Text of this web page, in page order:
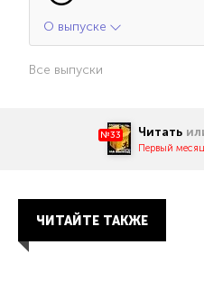
О выпуске
Все выпуски
№33 Читать
Первый
ЧИТАЙТЕ ТАКЖЕ